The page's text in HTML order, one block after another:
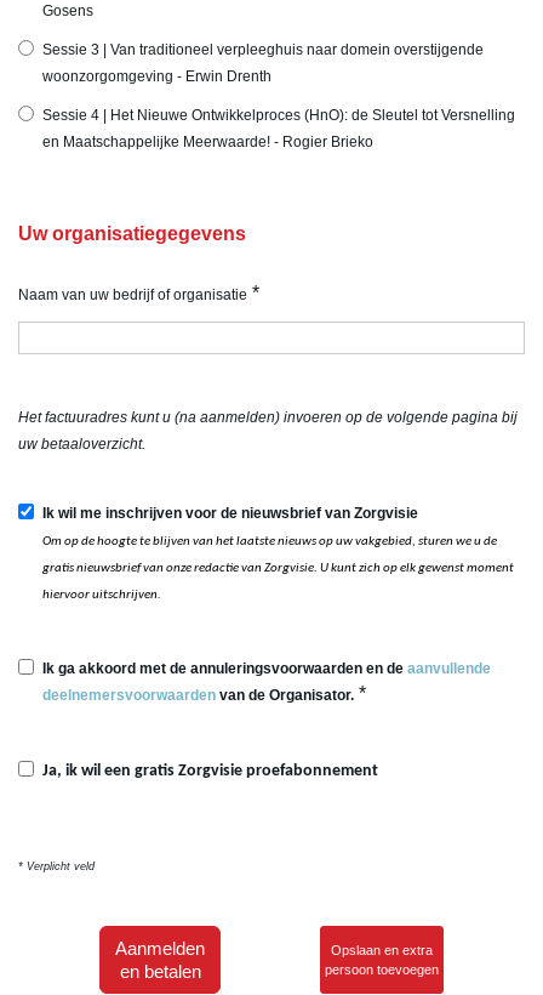
Gosens
Sessie 3 | Van traditioneel verpleeghuis naar domein overstijgende
woonzorgomgeving - Erwin Drenth
Sessie 4 | Het Nieuwe Ontwikkelproces (HnO): de Sleutel tot Versnelling
en Maatschappelijke Meerwaarde! - Rogier Brieko
Uw organisatiegegevens
Naam van uw bedrijf of organisatie *
Het factuuradres kunt u (na aanmelden) invoeren op de volgende pagina bij
uw betaaloverzicht.
Ik wil me inschrijven voor de nieuwsbrief van Zorgvisie
Om op de hoogte te blijven van het laatste nieuws op uw vakgebied, sturen we u de
gratis nieuwsbrief van onze redactie van Zorgvisie. U kunt zich op elk gewenst moment
hiervoor uitschrijven.
Ik ga akkoord met de annuleringsvoorwaarden en de aanvullende
deelnemersvoorwaarden van de Organisator. *
Ja, ik wil een gratis Zorgvisie proefabonnement
* Verplicht veld
Aanmelden
en betalen
Opslaan en extra
persoon toevoegen